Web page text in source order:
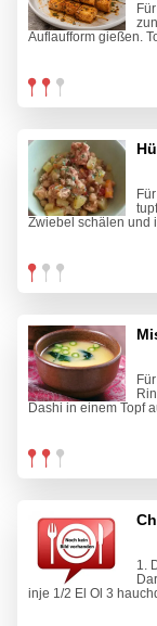
Auflaufform gießen.
Zwiebel schälen und
Dashi in einem Topf
1.
inje 1/2 El Öl 3